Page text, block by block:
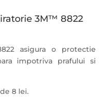
3M™ 8822
asigura o protectie
impotriva prafului si
8 lei.